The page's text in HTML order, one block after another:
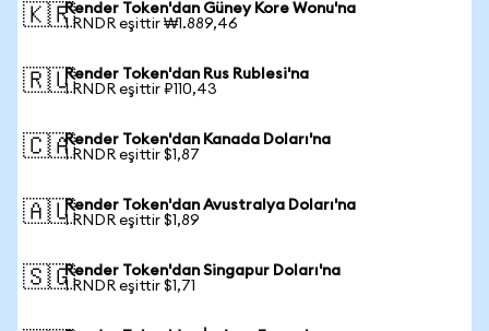
🇰🇷Render Token'dan Güney Kore Wonu'na
1 RNDR eşittir ₩1.889,46
🇷🇺Render Token'dan Rus Rublesi'na
1 RNDR eşittir ₽110,43
🇨🇦Render Token'dan Kanada Doları'na
1 RNDR eşittir $1,87
🇦🇺Render Token'dan Avustralya Doları'na
1 RNDR eşittir $1,89
🇸🇬Render Token'dan Singapur Doları'na
1 RNDR eşittir $1,71